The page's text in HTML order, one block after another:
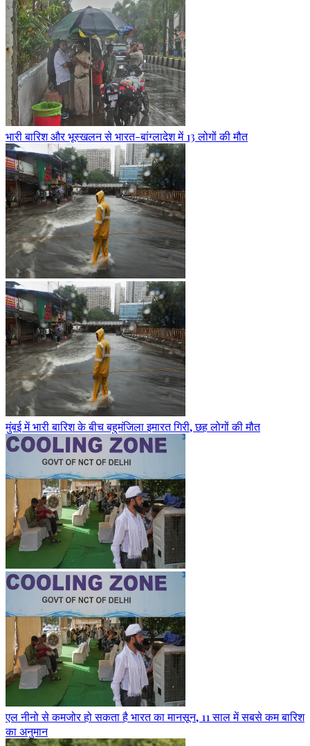
भारी बारिश और भूस्खलन से भारत-बांग्लादेश में 13 लोगों की मौत
मुंबई में भारी बारिश के बीच बहुमंजिला इमारत गिरी, छह लोगों की मौत
एल नीनो से कमजोर हो सकता है भारत का मानसून, 11 साल में सबसे कम बारिश
का अनुमान